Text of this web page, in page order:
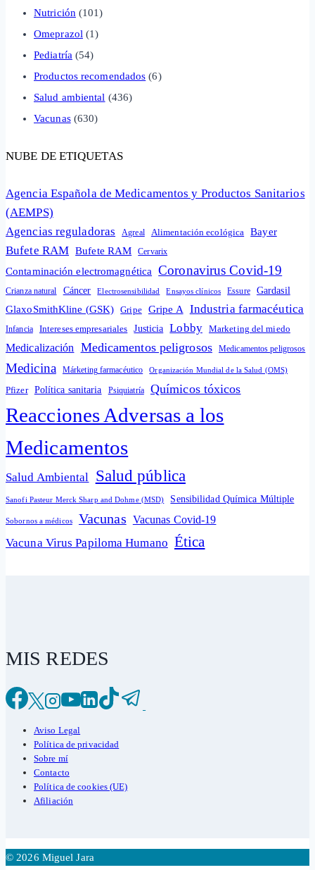
Nutrición (101)
Omeprazol (1)
Pediatría (54)
Productos recomendados (6)
Salud ambiental (436)
Vacunas(630)
NUBE DE ETIQUETAS
Agencia Española de Medicamentos y Productos Sanitarios
(AEMPS)
Agencias reguladoras
Agreal Alimentación ecológica Bayer
Bufete RAM Bufete RAM Cervarix
Contaminación electromagnética Coronavirus Covid-19
Crianza natural Cáncer Electrosensibilidad Ensayos clínicos Essure Gardasil
GlaxoSmithKline (GSK) Gripe Gripe A Industria farmacéutica
Infancia Intereses empresariales Justicia Lobby Marketing del miedo
Medicalización Medicamentos peligrosos Medicamentos peligrosos
Medicina Márketing farmacéutico Organización Mundial de la Salud (OMS)
Pfizer Política sanitaria Psiquiatría Químicos tóxicos
Reacciones Adversas a los
Medicamentos
Salud Ambiental Salud pública
Sanofi Pasteur Merck Sharp and Dohme (MSD) Sensibilidad Química Múltiple
Sobornos a médicos Vacunas Vacunas Covid-19
Vacuna Virus Papiloma Humano Ética
MIS REDES
Aviso Legal
Política de privacidad
Sobre mí
Contacto
Política de cookies (UE)
Afiliación
© 2026 Miguel Jara